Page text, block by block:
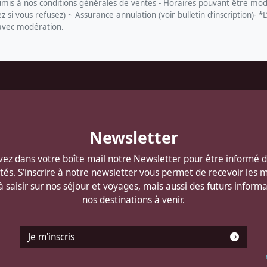
à nos conditions générales de ventes - Horaires pouvant être
vous refusez) ~ Assurance annulation (voir bulletin d’inscription)-
modération.
Newsletter
dans votre boîte mail notre Newsletter pour être informé
S'inscrire à notre newsletter vous permet de recevoir les
saisir sur nos séjour et voyages, mais aussi des futurs
nos destinations à venir.
Je m'inscris